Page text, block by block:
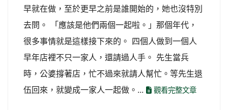
早就在做，至於更早之前是誰開始的，她也沒特別
去問。 「應該是他們兩個一起啦。」那個年代，
很多事情就是這樣接下來的。 四個人做到一個人
早年店裡不只一家人，還請過人手。 先生當兵
時，公婆撐著店，忙不過來就請人幫忙。等先生退
伍回來，就變成一家人一起做。...
觀看完整文章